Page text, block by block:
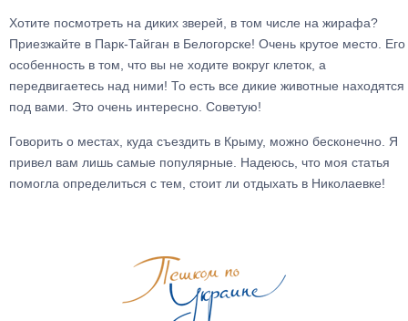
Хотите посмотреть на диких зверей, в том числе на жирафа?
Приезжайте в Парк-Тайган в Белогорске! Очень крутое место. Его
особенность в том, что вы не ходите вокруг клеток, а
передвигаетесь над ними! То есть все дикие животные находятся
под вами. Это очень интересно. Советую!
Говорить о местах, куда съездить в Крыму, можно бесконечно. Я
привел вам лишь самые популярные. Надеюсь, что моя статья
помогла определиться с тем, стоит ли отдыхать в Николаевке!